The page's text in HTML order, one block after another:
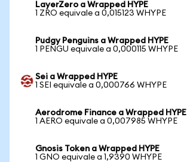
LayerZero a Wrapped HYPE
1 ZRO equivale a 0,015123 WHYPE
Pudgy Penguins a Wrapped HYPE
1 PENGU equivale a 0,000115 WHYPE
Sei a Wrapped HYPE
1 SEI equivale a 0,000766 WHYPE
Aerodrome Finance a Wrapped HYPE
1 AERO equivale a 0,007985 WHYPE
Gnosis Token a Wrapped HYPE
1 GNO equivale a 1,9390 WHYPE